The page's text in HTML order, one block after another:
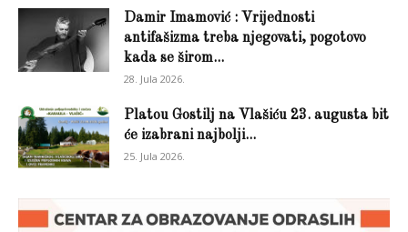
Damir Imamović : Vrijednosti
antifašizma treba njegovati, pogotovo
kada se širom...
28. Jula 2026.
Platou Gostilj na Vlašiću 23. augusta bit
će izabrani najbolji...
25. Jula 2026.